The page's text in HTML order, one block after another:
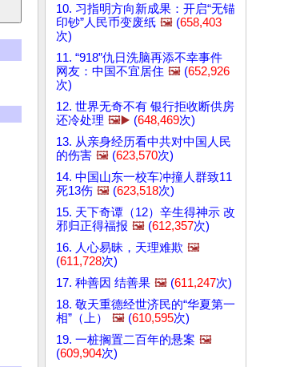
10. 习指明方向新成果：开启“无锚
印钞”人民币变废纸 🖼️ (658,403
次)
11. “918”仇日洗脑再添不幸事件
网友：中国不宜居住 🖼️ (652,926
次)
12. 世界无奇不有 银行拒收断供房
还冷处理 🖼️▶️ (648,469次)
13. 从亲身经历看中共对中国人民
的伤害 🖼️ (623,570次)
14. 中国山东一校车冲撞人群致11
死13伤 🖼️ (623,518次)
15. 天下奇谭（12）辛生得神示 改
邪归正得福报 🖼️ (612,357次)
16. 人心易昧，天理难欺 🖼️
(611,728次)
17. 种善因 结善果 🖼️ (611,247次)
18. 敬天重德经世济民的“华夏第一
相”（上）
🖼️ (610,595次)
19. 一桩搁置二百年的悬案 🖼️
(609,904次)